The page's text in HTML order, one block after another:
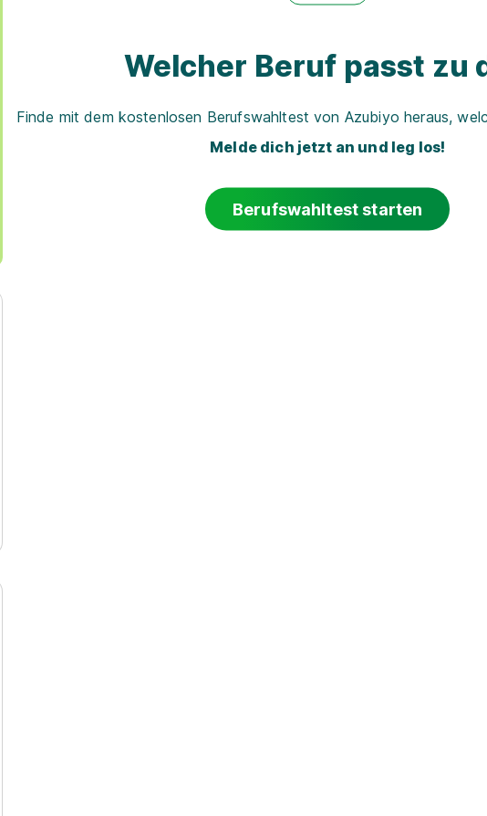
Welcher Beruf passt zu
Finde mit dem kostenlosen Berufswahltest von Azubiyo heraus,
Melde dich jetzt an und leg los!
Berufswahltest starten